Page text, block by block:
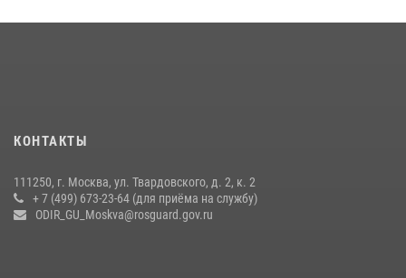
матче в Москве обеспечила Росгвардия (видео)
Росгвардецы проверили места массового пребывания молодежи в
КОНТАКТЫ
111250, г. Москва, ул. Твардовского, д. 2, к. 2
+ 7 (499) 673-23-64 (для приёма на службу)
ODIR_GU_Moskva@rosguard.gov.ru